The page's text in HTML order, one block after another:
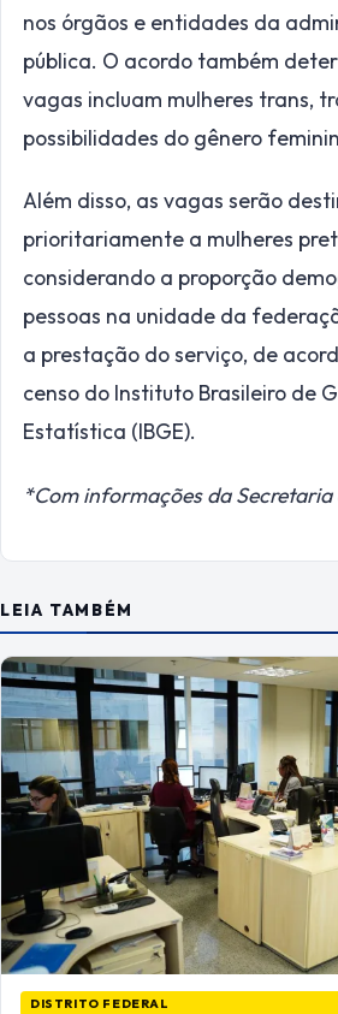
nos órgãos e entidades da
pública. O acordo também
vagas incluam mulheres trans,
possibilidades do gênero
Além disso, as vagas serão
prioritariamente a mulheres
considerando a proporção
pessoas na unidade da
a prestação do serviço, de
censo do Instituto Brasileiro de
Estatística (IBGE).
*Com informações da Secretaria
LEIA TAMBÉM
DISTRITO FEDERAL